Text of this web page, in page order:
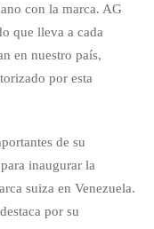
con la marca. AG
que lleva a cada
en nuestro país,
por esta
de su
inaugurar la
suiza en Venezuela.
por su